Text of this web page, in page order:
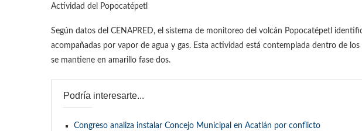
Actividad del Popocatépetl
Según datos del CENAPRED, el sistema de monitoreo del volcán Popocatépetl
acompañadas por vapor de agua y gas. Esta actividad está contemplada dentro de
se mantiene en amarillo fase dos.
Podría interesarte...
Congreso analiza instalar Concejo Municipal en Acatlán por conflicto